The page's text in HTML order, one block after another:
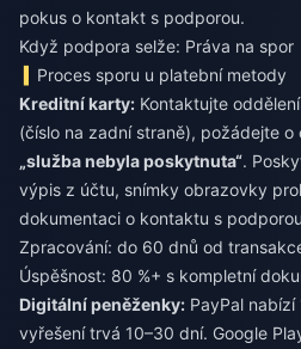
pokus o kontakt s podporou.
Když podpora selže: Práva na spor
Proces sporu u platební metody
Kreditní karty: Kontaktujte
(číslo na zadní straně), požádejte
„služba nebyla poskytnuta“.
výpis z účtu, snímky obrazovky
dokumentaci o kontaktu s
Zpracování: do 60 dnů od
Úspěšnost: 80 %+ s kompletní
Digitální peněženky: PayPal
vyřešení trvá 10–30 dní. Google